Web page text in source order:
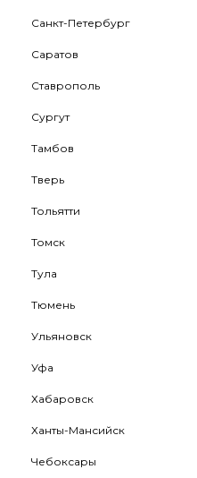
Санкт-Петербург
Саратов
Ставрополь
Сургут
Тамбов
Тверь
Тольятти
Томск
Тула
Тюмень
Ульяновск
Уфа
Хабаровск
Ханты-Мансийск
Чебоксары